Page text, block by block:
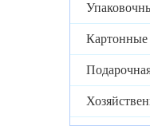
Картонные